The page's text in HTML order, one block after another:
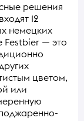
решения
12
немецких
Festbier — это
цветом,
или